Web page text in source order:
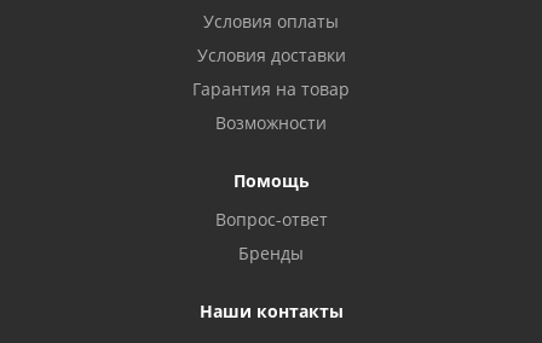
Условия оплаты
Условия доставки
Гарантия на товар
Возможности
Помощь
Вопрос-ответ
Бренды
Наши контакты